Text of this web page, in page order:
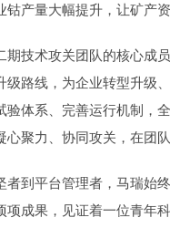
产量大幅提升，让矿产
技术攻关团队的核心
路线，为企业转型升级
体系、完善运行机制
聚力、协同攻关，在团
到平台管理者，马瑞
成果，见证着一位青